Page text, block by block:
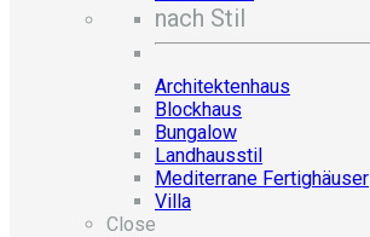
nach Stil
Architektenhaus
Blockhaus
Bungalow
Landhausstil
Mediterrane Fertighäuser
Villa
Close